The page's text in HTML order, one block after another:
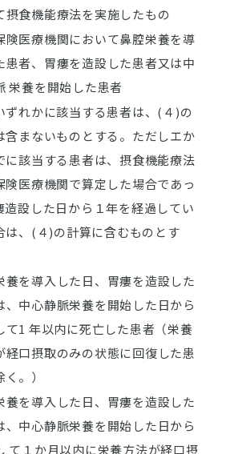
摂食機能療法を実施したもの
険医療機関において鼻腔栄養を導
患者、胃瘻を造設した患者又は中
栄養を開始した患者
ずれかに該当する患者は、(４)の
含まないものとする。ただしエか
に該当する患者は、摂食機能療法
険医療機関で算定した場合であっ
造設した日から１年を経過してい
は、(４)の計算に含むものとす
養を導入した日、胃瘻を造設した
、中心静脈栄養を開始した日から
て1 年以内に死亡した患者（栄養
経口摂取のみの状態に回復した患
。）
養を導入した日、胃瘻を造設した
、中心静脈栄養を開始した日から
て１か月以内に栄養方法が経口摂